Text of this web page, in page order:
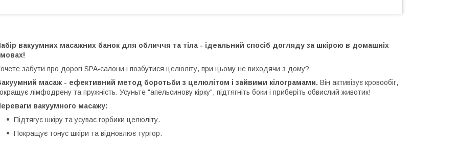
вакуумних масажних банок для обличчя та тіла - ідеальний спосіб догляду за шкірою в домашніх
забути про дорогі SPA-салони і позбутися целюліту, при цьому не виходячи з дому?
масаж - ефективний метод боротьби з целюлітом і зайвими кілограмами. Він активізує кровообіг,
лімфодрену та пружність. Усуньте "апельсинову кірку", підтягніть боки і приберіть обвислий животик!
вакуумного масажу:
Підтягує шкіру та усуває горбики целюліту.
Покращує тонус шкіри та відновлює тургор.